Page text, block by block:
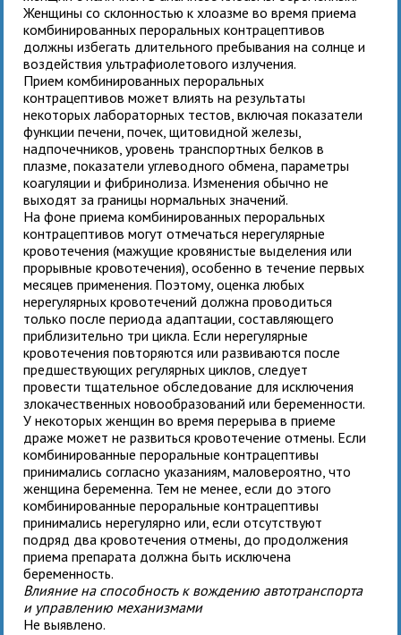
Женщины со склонностью к хлоазме во время приема
комбинированных пероральных контрацептивов
должны избегать длительного пребывания на солнце и
воздействия ультрафиолетового излучения.
Прием комбинированных пероральных
контрацептивов может влиять на результаты
некоторых лабораторных тестов, включая показатели
функции печени, почек, щитовидной железы,
надпочечников, уровень транспортных белков в
плазме, показатели углеводного обмена, параметры
коагуляции и фибринолиза. Изменения обычно не
выходят за границы нормальных значений.
На фоне приема комбинированных пероральных
контрацептивов могут отмечаться нерегулярные
кровотечения (мажущие кровянистые выделения или
прорывные кровотечения), особенно в течение первых
месяцев применения. Поэтому, оценка любых
нерегулярных кровотечений должна проводиться
только после периода адаптации, составляющего
приблизительно три цикла. Если нерегулярные
кровотечения повторяются или развиваются после
предшествующих регулярных циклов, следует
провести тщательное обследование для исключения
злокачественных новообразований или беременности.
У некоторых женщин во время перерыва в приеме
драже может не развиться кровотечение отмены. Если
комбинированные пероральные контрацептивы
принимались согласно указаниям, маловероятно, что
женщина беременна. Тем не менее, если до этого
комбинированные пероральные контрацептивы
принимались нерегулярно или, если отсутствуют
подряд два кровотечения отмены, до продолжения
приема препарата должна быть исключена
беременность.
Влияние на способность к вождению автотранспорта
и управлению механизмами
Не выявлено.